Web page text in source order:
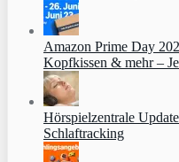
Amazon Prime Day
Kopfkissen & mehr –
Hörspielzentrale
Schlaftracking